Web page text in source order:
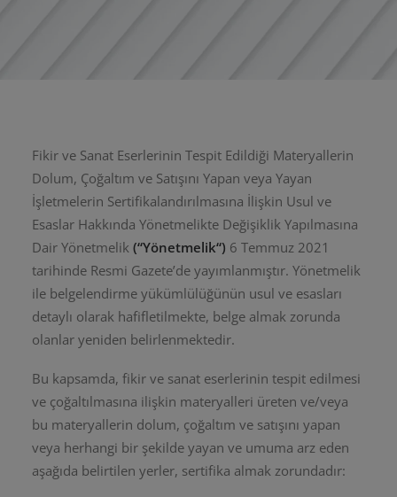
Fikir ve Sanat Eserlerinin Tespit Edildiği Materyallerin
Dolum, Çoğaltım ve Satışını Yapan veya Yayan
İşletmelerin Sertifikalandırılmasına İlişkin Usul ve
Esaslar Hakkında Yönetmelikte Değişiklik Yapılmasına
Dair Yönetmelik (“Yönetmelik“) 6 Temmuz 2021
tarihinde Resmi Gazete’de yayımlanmıştır. Yönetmelik
ile belgelendirme yükümlülüğünün usul ve esasları
detaylı olarak hafifletilmekte, belge almak zorunda
olanlar yeniden belirlenmektedir.
Bu kapsamda, fikir ve sanat eserlerinin tespit edilmesi
ve çoğaltılmasına ilişkin materyalleri üreten ve/veya
bu materyallerin dolum, çoğaltım ve satışını yapan
veya herhangi bir şekilde yayan ve umuma arz eden
aşağıda belirtilen yerler, sertifika almak zorundadır: